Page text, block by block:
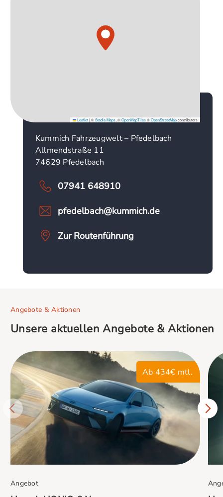
Leaflet|©Stadia Maps , ©OpenMapTiles©OpenStreetMapcontributors
Kummich Fahrzeugwelt – Pfedelbach
Allmendstraße 11
74629 Pfedelbach
07941 648910
pfedelbach@kummich.de
Zur Routenführung
Angebote & Aktionen
Unsere aktuellen Angebote & Aktionen
Ab 434€ mtl.
Angebot